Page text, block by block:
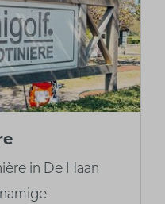
in De Haan